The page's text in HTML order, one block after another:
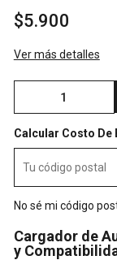
$5.900
Ver más detalles
Calcular Costo De
No sé mi código
Cargador de
y